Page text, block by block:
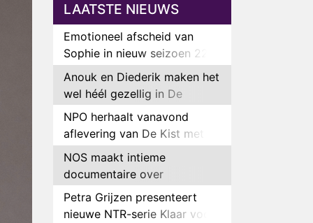
LAATSTE NIEUWS
Emotioneel afscheid van
Sophie in nieuw seizoen 22
Kids and Counting
Anouk en Diederik maken het
wel héél gezellig in De
Bondgenoten
NPO herhaalt vanavond
aflevering van De Kist met
Peter Faber
NOS maakt intieme
documentaire over
hockeyster Yibbi Jansen
Petra Grijzen presenteert
nieuwe NTR-serie Klaar voor